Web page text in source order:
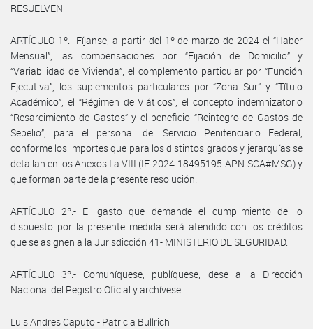
RESUELVEN:
ARTÍCULO 1º.- Fíjanse, a partir del 1º de marzo de 2024 el “Haber
Mensual”, las compensaciones por “Fijación de Domicilio” y
“Variabilidad de Vivienda”, el complemento particular por “Función
Ejecutiva”, los suplementos particulares por “Zona Sur” y “Título
Académico”, el “Régimen de Viáticos”, el concepto indemnizatorio
“Resarcimiento de Gastos” y el beneficio “Reintegro de Gastos de
Sepelio”, para el personal del Servicio Penitenciario Federal,
conforme los importes que para los distintos grados y jerarquías se
detallan en los Anexos I a VIII (IF-2024-18495195-APN-SCA#MSG) y
que forman parte de la presente resolución.
ARTÍCULO 2º.- El gasto que demande el cumplimiento de lo
dispuesto por la presente medida será atendido con los créditos
que se asignen a la Jurisdicción 41- MINISTERIO DE SEGURIDAD.
ARTÍCULO 3º.- Comuníquese, publíquese, dese a la Dirección
Nacional del Registro Oficial y archívese.
Luis Andres Caputo - Patricia Bullrich